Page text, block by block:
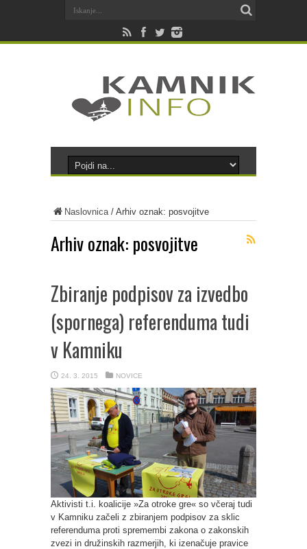
Naslovnica/ Arhiv oznak: posvojitve
Arhiv oznak: posvojitve
Zbiranje podpisov za izvedbo
(spornega) referenduma tudi
v Kamniku
24. 3. 2015 NOVICE
Aktivisti t.i. koalicije »Za otroke gre« so včeraj tudi
v Kamniku začeli z zbiranjem podpisov za sklic
referenduma proti spremembi zakona o zakonskih
zvezi in družinskih razmerjih, ki izenačuje pravice